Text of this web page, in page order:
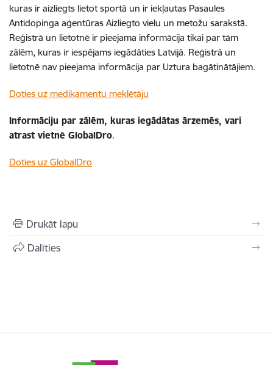
kuras ir aizliegts lietot sportā un ir iekļautas Pasaules
Antidopinga aģentūras Aizliegto vielu un metožu sarakstā.
Reģistrā un lietotnē ir pieejama informācija tikai par tām
zālēm, kuras ir iespējams iegādāties Latvijā. Reģistrā un
lietotnē nav pieejama informācija par Uztura bagātinātājiem.
Doties uz medikamentu meklētāju
Informāciju par zālēm, kuras iegādātas ārzemēs, vari
atrast vietnē GlobalDro.
Doties uz GlobalDro
Drukāt lapu
Dalīties